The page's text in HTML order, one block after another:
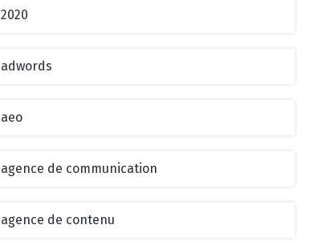
2020
adwords
aeo
agence de communication
agence de contenu